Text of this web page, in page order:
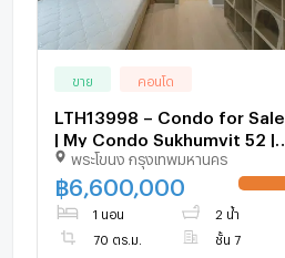
ขาย คอนโด
LTH13998 – Condo for Sale
| My Condo Sukhumvit 52 |
70 sqm | 1 Bed 2 Baths |
Near BTS On Nut | 6.6 MB |
คอนโดขาย มาย คอนโด
พระโขนง กรุงเทพมหานคร
฿6,600,000
1 นอน 2 น้ำ
70 ตร.ม. ชั้น 7